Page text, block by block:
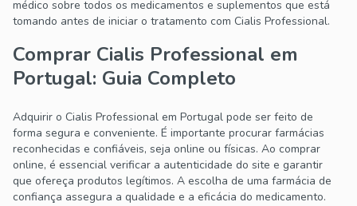
médico sobre todos os medicamentos e suplementos que está
tomando antes de iniciar o tratamento com Cialis Professional.
Comprar Cialis Professional em
Portugal: Guia Completo
Adquirir o Cialis Professional em Portugal pode ser feito de
forma segura e conveniente. É importante procurar farmácias
reconhecidas e confiáveis, seja online ou físicas. Ao comprar
online, é essencial verificar a autenticidade do site e garantir
que ofereça produtos legítimos. A escolha de uma farmácia de
confiança assegura a qualidade e a eficácia do medicamento.